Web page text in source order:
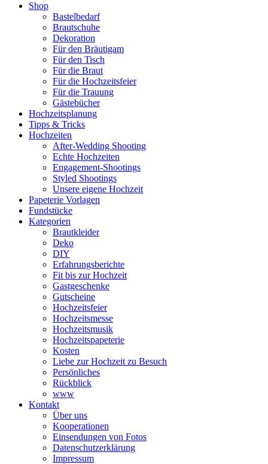
Shop
Bastelbedarf
Brautschuhe
Dekoration
Für den Bräutigam
Für den Tisch
Für die Braut
Für die Hochzeitsfeier
Für die Trauung
Gästebücher
Hochzeitsplanung
Tipps & Tricks
Hochzeiten
After-Wedding Shooting
Echte Hochzeiten
Engagement-Shootings
Styled Shootings
Unsere eigene Hochzeit
Papeterie Vorlagen
Fundstücke
Kategorien
Brautkleider
Deko
DIY
Erfahrungsberichte
Fit bis zur Hochzeit
Gastgeschenke
Gutscheine
Hochzeitsfeier
Hochzeitsmesse
Hochzeitsmusik
Hochzeitspapeterie
Kosten
Liebe zur Hochzeit zu Besuch
Persönliches
Rückblick
www
Kontakt
Über uns
Kooperationen
Einsendungen von Fotos
Datenschutzerklärung
Impressum